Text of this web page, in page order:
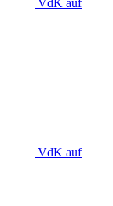
VdK auf